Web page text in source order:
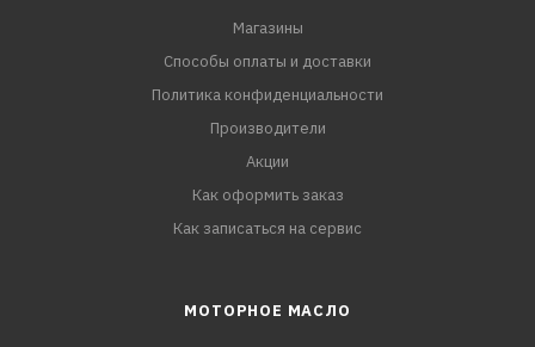
Магазины
Способы оплаты и доставки
Политика конфиденциальности
Производители
Акции
Как оформить заказ
Как записаться на сервис
МОТОРНОЕ МАСЛО